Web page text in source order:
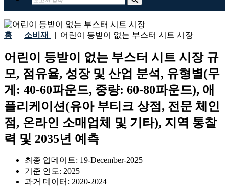
홈 | 소비재 | 어린이 등받이 없는 부스터 시트 시장
어린이 등받이 없는 부스터 시트 시장 규
모, 점유율, 성장 및 산업 분석, 유형별(무
게: 40-60파운드, 중량: 60-80파운드), 애
플리케이션(유아 부티크 상점, 전문 체인
점, 온라인 소매업체 및 기타), 지역 통찰
력 및 2035년 예측
최종 업데이트: 19-December-2025
기준 연도: 2025
과거 데이터: 2020-2024